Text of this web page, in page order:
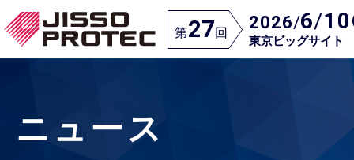
第27回 2026/6/10
東京ビッグサイト
ニュース